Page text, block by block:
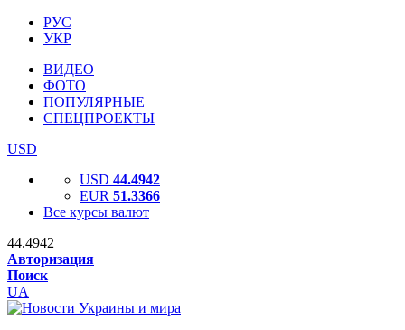
РУС
УКР
ВИДЕО
ФОТО
ПОПУЛЯРНЫЕ
СПЕЦПРОЕКТЫ
USD
USD 44.4942
EUR 51.3366
Все курсы валют
44.4942
Авторизация
Поиск
UA